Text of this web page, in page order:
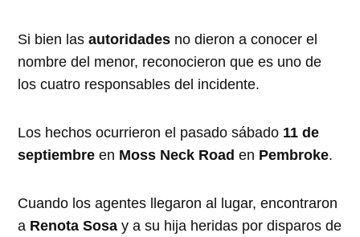
Si bien las autoridades no dieron a conocer el
nombre del menor, reconocieron que es uno de
los cuatro responsables del incidente.
Los hechos ocurrieron el pasado sábado 11 de
septiembreen Moss Neck Road en Pembroke.
Cuando los agentes llegaron al lugar, encontraron
a Renota Sosa y a su hija heridas por disparos de